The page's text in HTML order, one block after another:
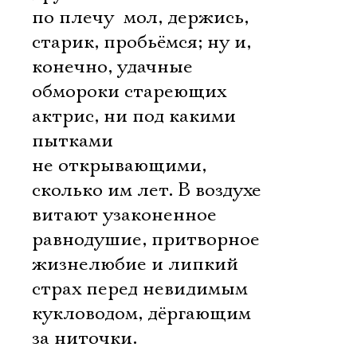
по плечу  мол, держись,
старик, пробьёмся; ну и,
конечно, удачные
обмороки стареющих
актрис, ни под какими
пытками
не открывающими,
сколько им лет. В воздухе
витают узаконенное
равнодушие, притворное
жизнелюбие и липкий
страх перед невидимым
кукловодом, дёргающим
за ниточки.